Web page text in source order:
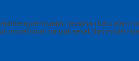
pembuatan kerajinan batu alam
nisan banyak sekali dari model